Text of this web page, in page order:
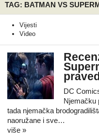
TAG: BATMAN VS
Vijesti
Video
DC
Njemačku
tada njemačka
naoružane i sve…
više »